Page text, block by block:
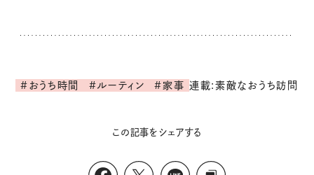
#おうち時間 #ルーティン #家事 連載:素敵なおうち訪問
この記事をシェアする